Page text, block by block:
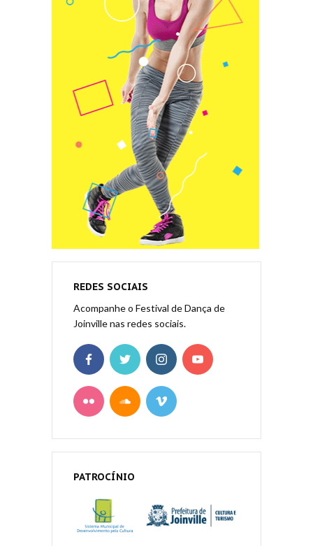
REDES SOCIAIS
Acompanhe o Festival de Dança de
Joinville nas redes sociais.
PATROCÍNIO